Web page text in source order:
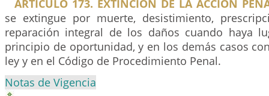
ARTÍCULO 173. EXTINCIÓN DE LA ACCIÓN
se extingue por muerte, desistimiento,
reparación integral de los daños cuando haya
principio de oportunidad, y en los demás casos
ley y en el Código de Procedimiento Penal.
Notas de Vigencia